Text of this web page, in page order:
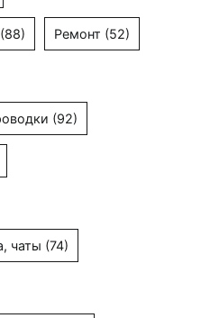
(88) Ремонт (52)
(92)
чаты (74)